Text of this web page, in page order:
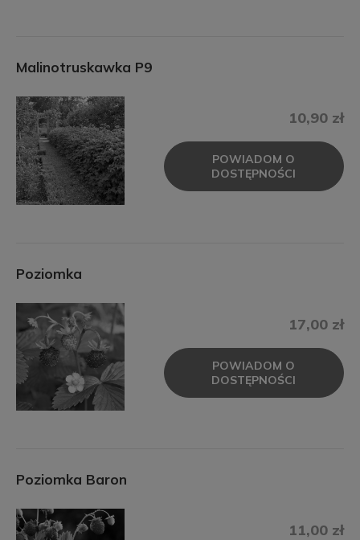
Malinotruskawka P9
10,90 zł
POWIADOM O
DOSTĘPNOŚCI
Poziomka
17,00 zł
POWIADOM O
DOSTĘPNOŚCI
Poziomka Baron
11,00 zł